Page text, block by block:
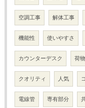
空調工事 解体工事
機能性 使いやすさ
カウンターデスク 荷
クオリティ 人気
電線管 専有部分